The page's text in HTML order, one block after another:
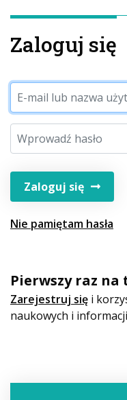
Zaloguj się
Zaloguj się
Nie pamiętam hasła
Pierwszy raz
Zarejestruj się i
naukowych i